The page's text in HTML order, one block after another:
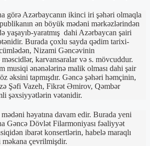
görə Azərbaycanın ikinci iri şəhəri olmaqla
ən böyük mədəni mərkəzlərindən
yaşayıb-yaratmış dahi Azərbaycan şairi
Burada çoxlu sayda qədim tarixi-
Nizami Gəncəvinin
karvansaralar və s. mövcuddur.
musiqi ənənələrinə malik olması dahi şair
əksini tapmışdır. Gəncə şəhəri həmçinin,
Şəfi Vazeh, Fikrət Əmirov, Qəmbər
şəxsiyyətlərin vətənidir.
həyatına davam edir. Burada yeni
Gəncə Dövlət Filarmoniyası fəaliyyət
ibarət konsertlərin, habelə maraqlı
çevrilmişdir.